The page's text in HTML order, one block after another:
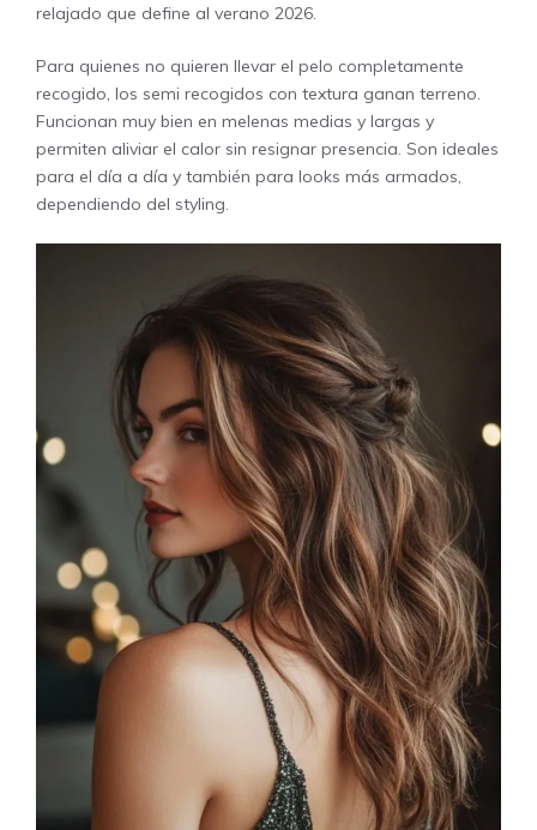
relajado que define al verano 2026.
Para quienes no quieren llevar el pelo completamente
recogido, los semi recogidos con textura ganan terreno.
Funcionan muy bien en melenas medias y largas y
permiten aliviar el calor sin resignar presencia. Son ideales
para el día a día y también para looks más armados,
dependiendo del styling.